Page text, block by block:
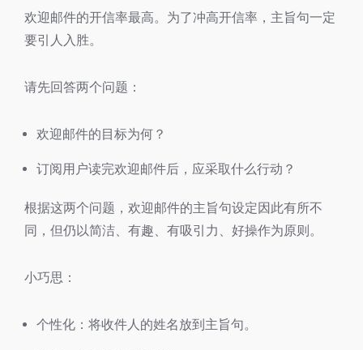
欢迎邮件的开信率最高。为了冲高开信率，主旨句一定
要引人入胜。
请先回答两个问题：
欢迎邮件的目标为何？
订阅用户读完欢迎邮件后，应采取什么行动？
根据这两个问题，欢迎邮件的主旨句设定因此有所不
同，但仍以简洁、有趣、有吸引力、好操作为原则。
小巧思：
个性化：将收件人的姓名放到主旨句。